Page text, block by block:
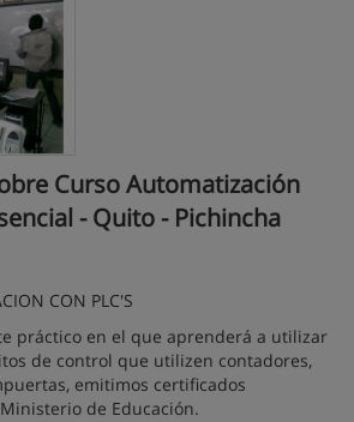
Curso Automatización
- Quito - Pichincha
CON PLC'S
práctico en el que aprenderá a utilizar
de control que utilizen contadores,
emitimos certificados
de Educación.